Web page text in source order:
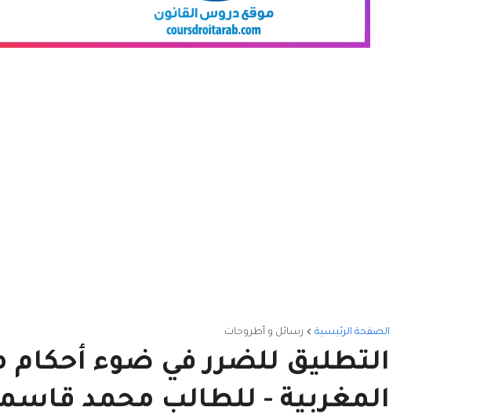
الصفحة الرئيسية رسائل و أطروحات
التطليق للضرر في ضوء أحكام
المغربية - للطالب محمد